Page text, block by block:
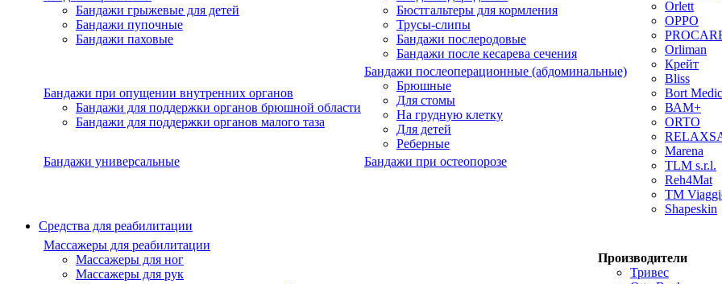
Бандажи грыжевые для детей
Бандажи пупочные
Бандажи паховые
Бюстгальтеры для кормления
Трусы-слипы
Бандажи послеродовые
Бандажи после кесарева сечения
Бандажи при опущении внутренних органов
Бандажи для поддержки органов брюшной области
Бандажи для поддержки органов малого таза
Бандажи послеоперационные (абдоминальные)
Брюшные
Для стомы
На грудную клетку
Для детей
Реберные
Бандажи универсальные
Бандажи при остеопорозе
Orlett
OPPO
Orliman
Крейт
Bliss
Bort
ВАМ+
ORTO
Marena
TLM s.r.l.
Reh4Mat
TM
Shapeskin
Средства для реабилитации
Массажеры для реабилитации
Массажеры для ног
Массажеры для рук
Производители
Тривес